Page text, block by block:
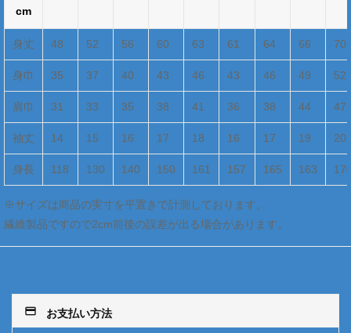
cm
身丈 48 52 56 60 63 61 64 66 70
身巾 35 37 40 43 46 43 46 49 52
肩巾 31 33 35 38 41 36 38 44 47
袖丈 14 15 16 17 18 16 17 19 20
身長 118 130 140 150 161 157 165 163
※サイズは商品の実寸を平置きで計測しております。
繊維製品ですので2cm前後の誤差が出る場合があります。
payment お支払い方法